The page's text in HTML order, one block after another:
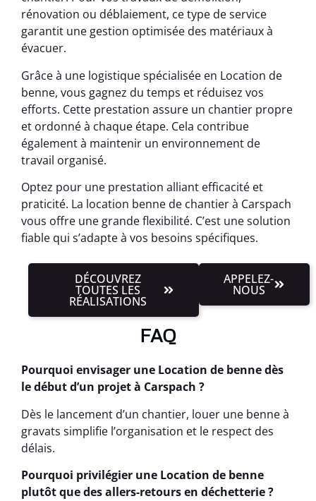
rénovation ou déblaiement, ce type de service
garantit une gestion optimisée des matériaux à
évacuer.
Grâce à une logistique spécialisée en Location de
benne, vous gagnez du temps et réduisez vos
efforts. Cette prestation assure un chantier propre
et ordonné à chaque étape. Cela contribue
également à maintenir un environnement de
travail organisé.
Optez pour une prestation alliant efficacité et
praticité. La location benne de chantier à Carspach
vous offre une grande flexibilité. C’est une solution
fiable qui s’adapte à vos besoins spécifiques.
DÉCOUVREZ
TOUTES LES
RÉALISATIONS
APPELEZ-
NOUS
FAQ
Pourquoi envisager une Location de benne dès
le début d’un projet à Carspach ?
Dès le lancement d’un chantier, louer une benne à
gravats simplifie l’organisation et le respect des
délais.
Pourquoi privilégier une Location de benne
plutôt que des allers-retours en déchetterie ?